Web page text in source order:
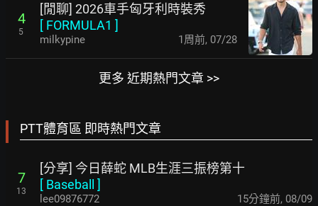
4
5
[閒聊] 2026車手匈牙利時裝秀
[ FORMULA1 ]
milkypine 1周前, 07/28
更多 近期熱門文章 >>
PTT體育區 即時熱門文章
7
13
[分享] 今日薛蛇 MLB生涯三振榜第十
[ Baseball ]
lee09876772 15分鐘前, 08/09